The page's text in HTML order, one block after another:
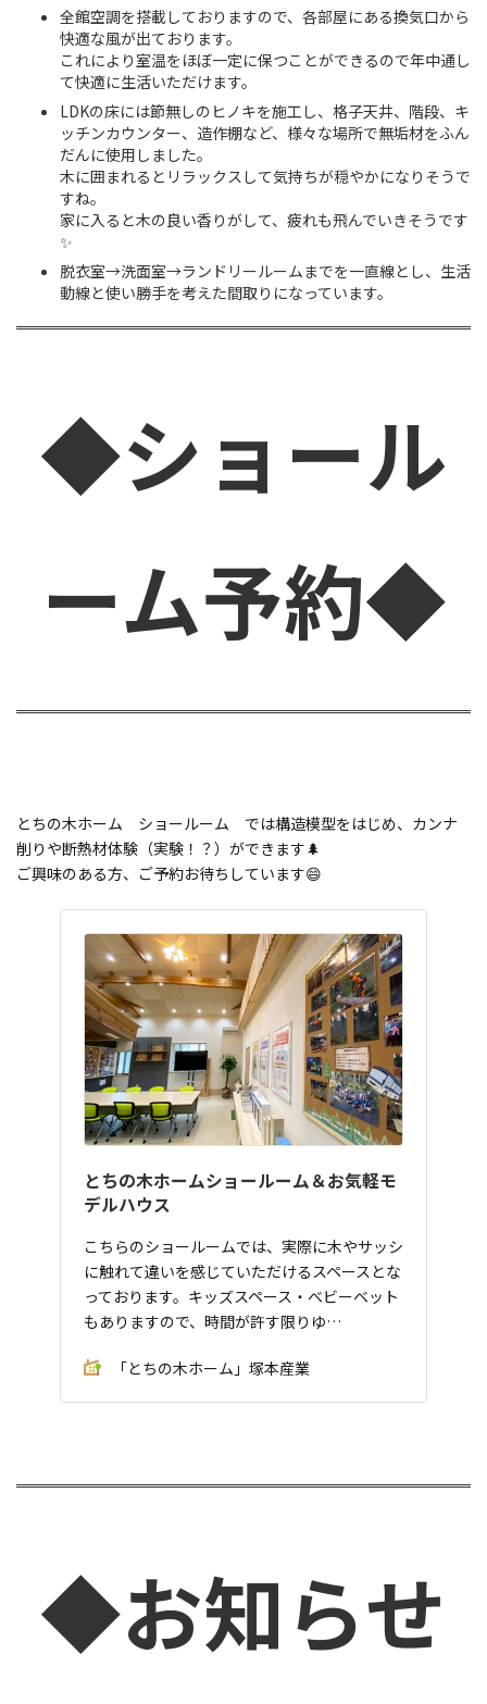
全館空調を搭載しておりますので、各部屋にある換気口から
快適な風が出ております。
これにより室温をほぼ一定に保つことができるので年中通し
て快適に生活いただけます。
LDKの床には節無しのヒノキを施工し、格子天井、階段、キ
ッチンカウンター、造作棚など、様々な場所で無垢材をふん
だんに使用しました。
木に囲まれるとリラックスして気持ちが穏やかになりそうで
すね。
家に入ると木の良い香りがして、疲れも飛んでいきそうです
✨
脱衣室→洗面室→ランドリールームまでを一直線とし、生活
動線と使い勝手を考えた間取りになっています。
◆ショール
ーム予約◆
とちの木ホーム ショールーム では構造模型をはじめ、カンナ
削りや断熱材体験（実験！？）ができます🌲
ご興味のある方、ご予約お待ちしています😄
とちの木ホームショールーム＆お気軽モ
デルハウス
こちらのショールームでは、実際に木やサッシ
に触れて違いを感じていただけるスペースとな
っております。キッズスペース・ベビーベット
もありますので、時間が許す限りゆ…
「とちの木ホーム」塚本産業
◆お知らせ